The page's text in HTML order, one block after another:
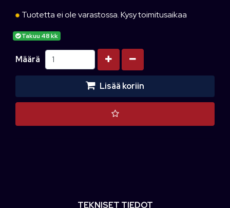
Tuotetta ei ole varastossa. Kysy toimitusaikaa
Takuu 48 kk
Määrä Kasvata määrää
Vähennä määrää
Lisää koriin
TEKNISET TIEDOT